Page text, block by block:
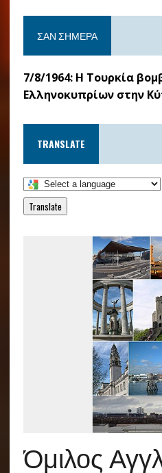
ΣΑΝ ΣΉΜΕΡΑ
7/8/1964: Η Τουρκία
Ελληνοκυπρίων στην
TRANSLATE
Translate
Όμιλος